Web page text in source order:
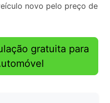
novo pelo preço de
gratuita para